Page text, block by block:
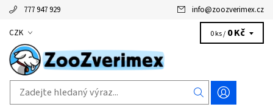
777 947 929 info@zoozverimex.cz
CZK 0 ks / 0 Kč